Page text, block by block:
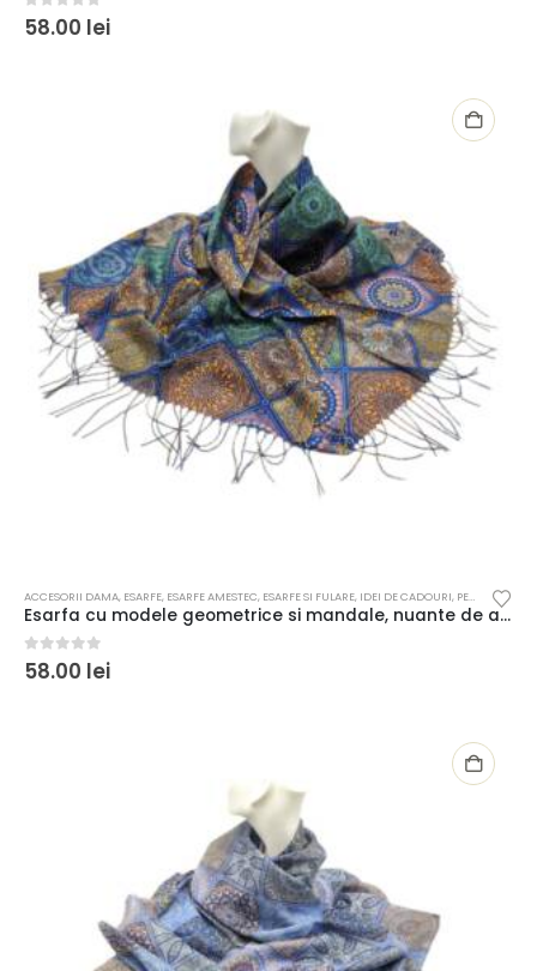
0out of 5
58.00 lei
ACCESORII DAMA, ESARFE, ESARFE AMESTEC, ESARFE SI FULARE, IDEI DE CADOURI, PENTRU FEMEI
Esarfa cu modele geometrice si mandale, nuante de albastru si galben
0out of 5
58.00 lei